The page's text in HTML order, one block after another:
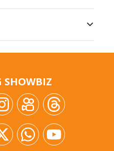
SHOWBIZ